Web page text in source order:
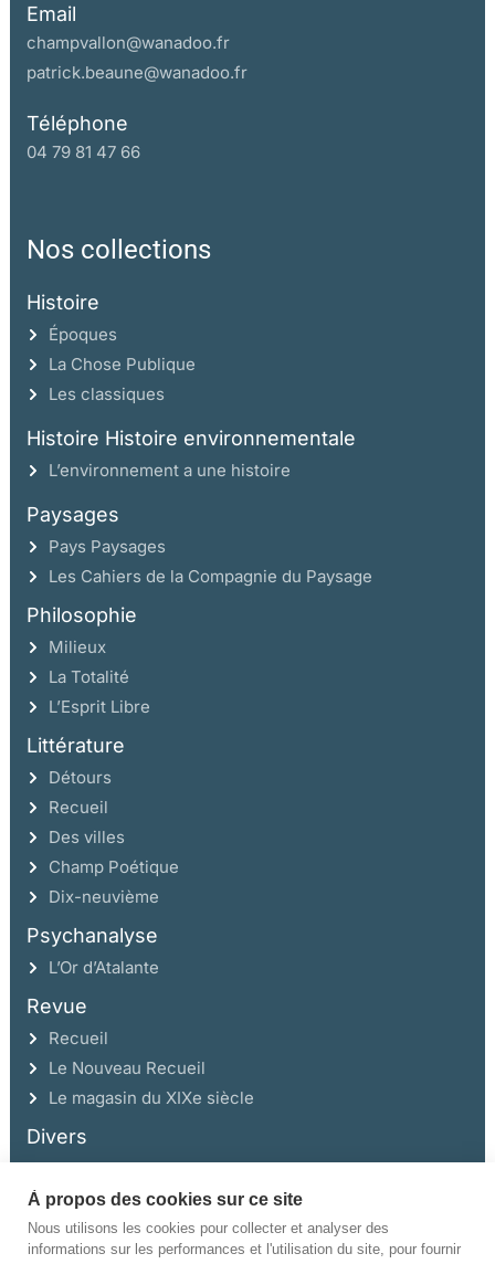
Email
champvallon@wanadoo.fr
patrick.beaune@wanadoo.fr
Téléphone
04 79 81 47 66
Nos collections
Histoire
Époques
La Chose Publique
Les classiques
Histoire Histoire environnementale
L’environnement a une histoire
Paysages
Pays Paysages
Les Cahiers de la Compagnie du Paysage
Philosophie
Milieux
La Totalité
L’Esprit Libre
Littérature
Détours
Recueil
Des villes
Champ Poétique
Dix-neuvième
Psychanalyse
L’Or d’Atalante
Revue
Recueil
Le Nouveau Recueil
Le magasin du XIXe siècle
Divers
Ce site a été réalisé avec l’aide de la Région Auvergne Rhône-Alpes et de la
Drac Rhône-Alpes.
À propos des cookies sur ce site
Nous utilisons les cookies pour collecter et analyser des
informations sur les performances et l'utilisation du site, pour fournir